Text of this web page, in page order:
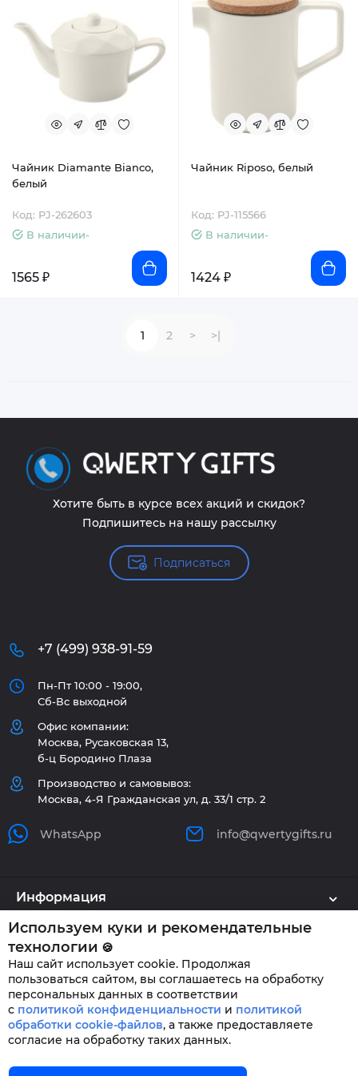
Чайник Diamante Bianco,
белый
Код: PJ-262603
В наличии-
1565 ₽
Чайник Riposo, белый
Код: PJ-115566
В наличии-
1424 ₽
1 2 > >|
Хотите быть в курсе всех акций и скидок?
Подпишитесь на нашу рассылку
Подписаться
+7 (499) 938-91-59
Пн-Пт 10:00 - 19:00,
Сб-Вс выходной
Офис компании:
Москва, Русаковская 13,
б-ц Бородино Плаза
Производство и самовывоз:
Москва, 4-Я Гражданская ул, д. 33/1 стр. 2
WhatsApp info@qwertygifts.ru
Информация
Каталог
Клиенту
QWERTYGIFTS © 2026
Используем куки и рекомендательные
технологии 🍪
Наш сайт использует cookie. Продолжая
пользоваться сайтом, вы соглашаетесь на обработку
персональных данных в соответствии
с политикой конфиденциальности и политикой
обработки cookie-файлов, а также предоставляете
согласие на обработку таких данных.